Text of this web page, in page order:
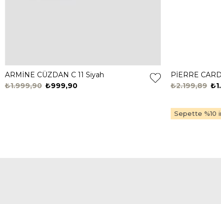
ARMİNE CÜZDAN C 11 Siyah
₺999,90
₺1.999,90 ₺2.199,89
Sepette %10